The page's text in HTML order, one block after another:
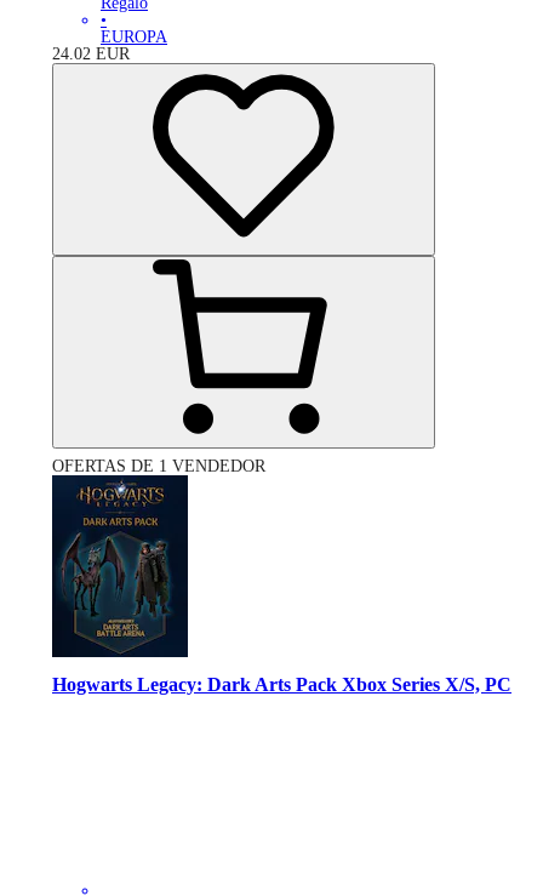
•
EUROPA
24.02 EUR
OFERTAS DE 1 VENDEDOR
Hogwarts Legacy: Dark Arts Pack Xbox Series X/S, PC